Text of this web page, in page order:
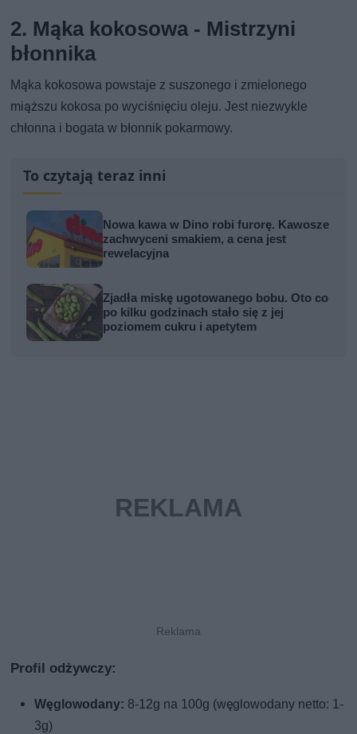
2. Mąka kokosowa - Mistrzyni
błonnika
Mąka kokosowa powstaje z suszonego i zmielonego
miąższu kokosa po wyciśnięciu oleju. Jest niezwykle
chłonna i bogata w błonnik pokarmowy.
To czytają teraz inni
Nowa kawa w Dino robi furorę. Kawosze
zachwyceni smakiem, a cena jest
rewelacyjna
Zjadła miskę ugotowanego bobu. Oto co
po kilku godzinach stało się z jej
poziomem cukru i apetytem
Profil odżywczy:
Węglowodany: 8-12g na 100g (węglowodany netto: 1-
3g)